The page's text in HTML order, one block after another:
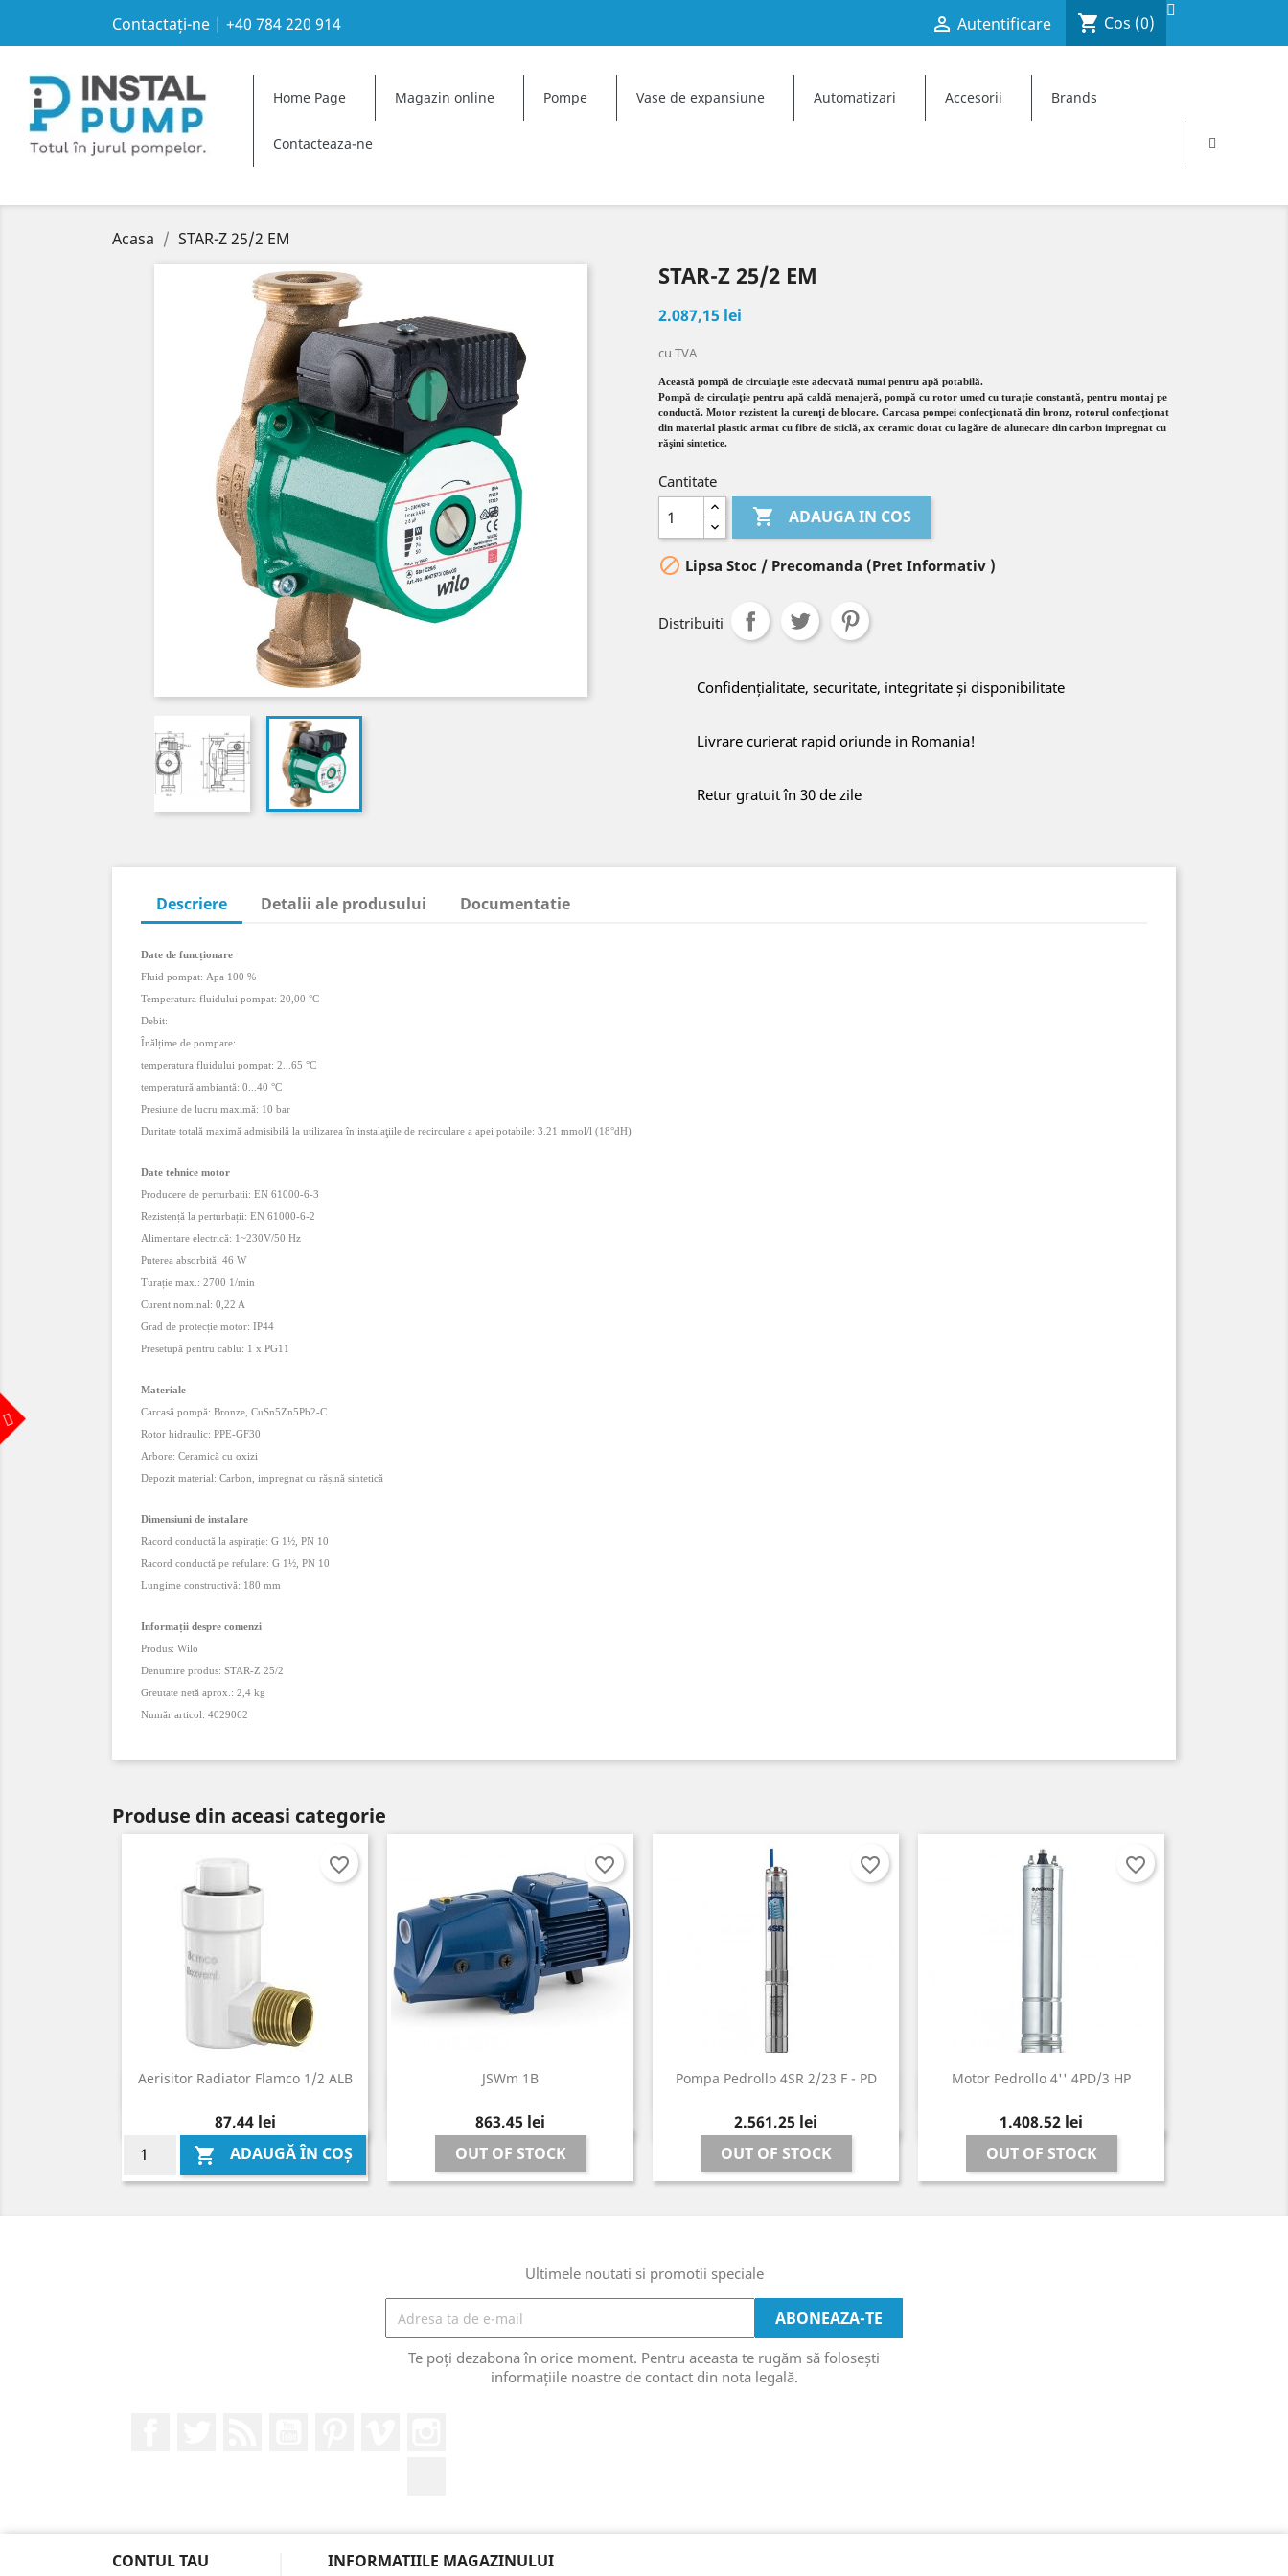
Add to wishlist ×
add_circle_outline Create new list
Create wishlist ×
Cancel Create wishlist
Sign in ×
You need to be logged in to save products in your wishlist.
Contactați-ne | +40 784 220 914  Autentificare shopping_cart Cos (0)
Home Page Magazin online Pompe Vase de expansiune Automatizari Accesorii Brands
Contacteaza-ne
Acasa STAR-Z 25/2 EM
STAR-Z 25/2 EM
2.087,15 lei
cu TVA
Această pompă de circulaţie este adecvată numai pentru apă potabilă.
Pompă de circulaţie pentru apă caldă menajeră, pompă cu rotor umed cu turaţie constantă, pentru montaj pe
conductă. Motor rezistent la curenţi de blocare. Carcasa pompei confecţionată din bronz, rotorul confecţionat
din material plastic armat cu fibre de sticlă, ax ceramic dotat cu lagăre de alunecare din carbon impregnat cu
răşini sintetice.
Cantitate
 ADAUGA IN COS
 Lipsa Stoc / Precomanda (Pret Informativ )
Distribuiti
Confidențialitate, securitate, integritate și disponibilitate
Livrare curierat rapid oriunde in Romania!
Retur gratuit în 30 de zile
Descriere Detalii ale produsului Documentatie
Date de funcționare
Fluid pompat: Apa 100 %
Temperatura fluidului pompat: 20,00 °C
Debit:
Înălțime de pompare:
temperatura fluidului pompat: 2 65 °C
temperatură ambiantă: 0 40 °C
Presiune de lucru maximă: 10 bar
Duritate totală maximă admisibilă la utilizarea în instalaţiile de recirculare a apei potabile: 3.21 mmol/l (18°dH)
Date tehnice motor
Producere de perturbații: EN 61000-6-3
Rezistență la perturbații: EN 61000-6-2
Alimentare electrică: 1~230V/50 Hz
Puterea absorbită: 46 W
Turație max.: 2700 1/min
Curent nominal: 0,22 A
Grad de protecție motor: IP44
Presetupă pentru cablu: 1 x PG11
Materiale
Carcasă pompă: Bronze, CuSn5Zn5Pb2-C
Rotor hidraulic: PPE-GF30
Arbore: Ceramică cu oxizi
Depozit material: Carbon, impregnat cu rășină sintetică
Dimensiuni de instalare
Racord conductă la aspirație: G 1½ PN 10
Racord conductă pe refulare: G 1½ PN 10
Lungime constructivă: 180 mm
Informații despre comenzi
Produs: Wilo
Denumire produs: STAR-Z 25/2
Greutate netă aprox.: 2,4 kg
Număr articol: 4029062
Produse din aceasi categorie
Aerisitor Radiator Flamco 1/2 ALB
Pret
87,44 lei
 ADAUGĂ ÎN COȘ
Vizualizare rapida
favorite_border
JSWm 1B
Pret
863,45 lei
OUT OF STOCK
Vizualizare rapida
favorite_border
Pompa Pedrollo 4SR 2/23 F - PD
Pret
2.561,25 lei
OUT OF STOCK
 Vizualizare rapida
favorite_border
Motor Pedrollo 4'' 4PD/3 HP
Pret
1.408,52 lei
OUT OF STOCK
Vizualizare rapida
favorite_border
Ultimele noutati si promotii speciale
Te poți dezabona în orice moment. Pentru aceasta te rugăm să folosești
informațiile noastre de contact din nota legală.
CONTUL TAU INFORMATIILE MAGAZINULUI